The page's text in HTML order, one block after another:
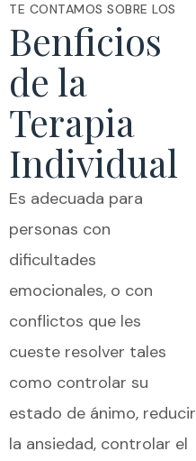
TE CONTAMOS SOBRE LOS
Benficios
de la
Terapia
Individual
Es adecuada para
personas con
dificultades
emocionales, o con
conflictos que les
cueste resolver tales
como controlar su
estado de ánimo, reducir
la ansiedad, controlar el